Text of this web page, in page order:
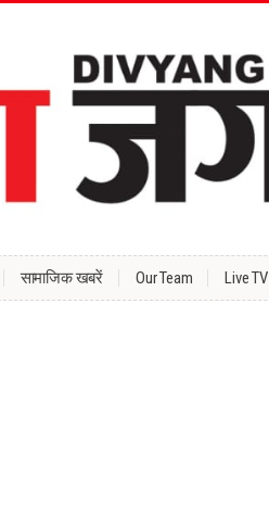
सामाजिक खबरें Our Team Live TV